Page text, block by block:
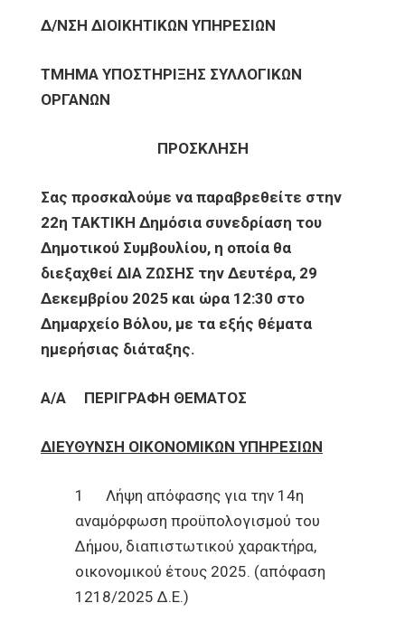
Δ/ΝΣΗ ΔΙΟΙΚΗΤΙΚΩΝ ΥΠΗΡΕΣΙΩΝ
ΤΜΗΜΑ ΥΠΟΣΤΗΡΙΞΗΣ ΣΥΛΛΟΓΙΚΩΝ
ΟΡΓΑΝΩΝ
ΠΡΟΣΚΛΗΣΗ
Σας προσκαλούμε να παραβρεθείτε στην
22η ΤΑΚΤΙΚΗ Δημόσια συνεδρίαση του
Δημοτικού Συμβουλίου, η οποία θα
διεξαχθεί ΔΙΑ ΖΩΣΗΣ την Δευτέρα, 29
Δεκεμβρίου 2025 και ώρα 12:30 στο
Δημαρχείο Βόλου, με τα εξής θέματα
ημερήσιας διάταξης.
Α/Α ΠΕΡΙΓΡΑΦΗ ΘΕΜΑΤΟΣ
ΔΙΕΥΘΥΝΣΗ ΟΙΚΟΝΟΜΙΚΩΝ ΥΠΗΡΕΣΙΩΝ
1 Λήψη απόφασης για την 14η
αναμόρφωση προϋπολογισμού του
Δήμου, διαπιστωτικού χαρακτήρα,
οικονομικού έτους 2025. (απόφαση
1218/2025 Δ.Ε.)